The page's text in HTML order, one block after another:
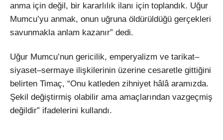
anma için değil, bir kararlılık ilanı için toplandık. Uğur
Mumcu’yu anmak, onun uğruna öldürüldüğü gerçekleri
savunmakla anlam kazanır” dedi.
Uğur Mumcu’nun gericilik, emperyalizm ve tarikat–
siyaset–sermaye ilişkilerinin üzerine cesaretle gittiğini
belirten Timaç, “Onu katleden zihniyet hâlâ aramızda.
Şekil değiştirmiş olabilir ama amaçlarından vazgeçmiş
değildir” ifadelerini kullandı.